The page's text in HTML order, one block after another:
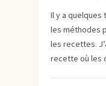
Il y a quelques
les méthodes
les recettes.
recette où les